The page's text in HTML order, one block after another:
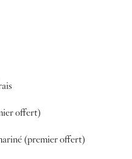
offert)
(premier offert)